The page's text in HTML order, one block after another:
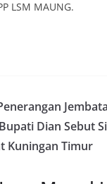
LSM MAUNG.
Dian Sebut
Kuningan Timur